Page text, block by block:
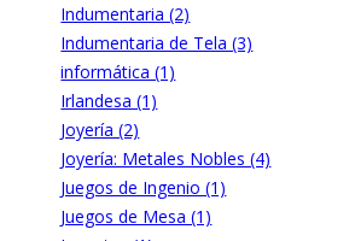
Indumentaria (2)
Indumentaria de Tela (3)
informática (1)
Irlandesa (1)
Joyería (2)
Joyería: Metales Nobles (4)
Juegos de Ingenio (1)
Juegos de Mesa (1)